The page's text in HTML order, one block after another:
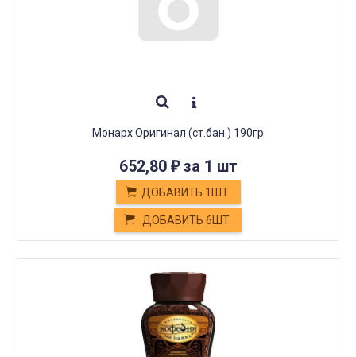
Монарх Оригинал (ст.бан.) 190гр
652,80 ₽за 1 шт
ДОБАВИТЬ 1ШТ
ДОБАВИТЬ 6ШТ